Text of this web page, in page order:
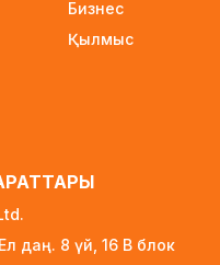
мен
дейін тұрғын
жаңа бас
Бизнес
Қылмыс
даң. 8 үй, 16 B блок